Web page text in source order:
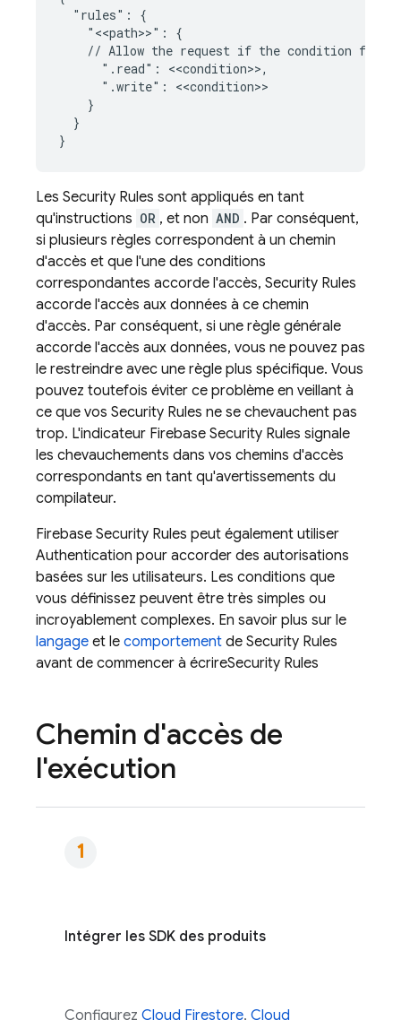
  "rules": {
    "<<path>>": {
// Allow the request if the condition for
      ".read": <<condition>>,
      ".write": <<condition>>
    }
  }
Les Security Rules sont appliqués en tant
qu'instructions OR , et non AND . Par conséquent,
si plusieurs règles correspondent à un chemin
d'accès et que l'une des conditions
correspondantes accorde l'accès, Security Rules
accorde l'accès aux données à ce chemin
d'accès. Par conséquent, si une règle générale
accorde l'accès aux données, vous ne pouvez pas
le restreindre avec une règle plus spécifique. Vous
pouvez toutefois éviter ce problème en veillant à
ce que vos Security Rules ne se chevauchent pas
trop. L'indicateur Firebase Security Rules signale
les chevauchements dans vos chemins d'accès
correspondants en tant qu'avertissements du
compilateur.
Firebase Security Rules peut également utiliser
Authentication pour accorder des autorisations
basées sur les utilisateurs. Les conditions que
vous définissez peuvent être très simples ou
incroyablement complexes. En savoir plus sur le
langage et le comportement de Security Rules
avant de commencer à écrireSecurity Rules
Chemin d'accès de
l'exécution
Intégrer les SDK des produits
Configurez Cloud Firestore, Cloud